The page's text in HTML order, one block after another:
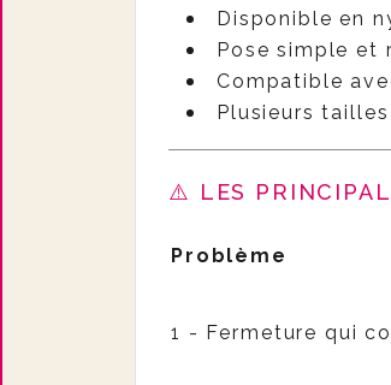
Disponible en
Pose simple et
Compatible
Plusieurs
⚠️ LES
Problème
1 - Fermeture qui